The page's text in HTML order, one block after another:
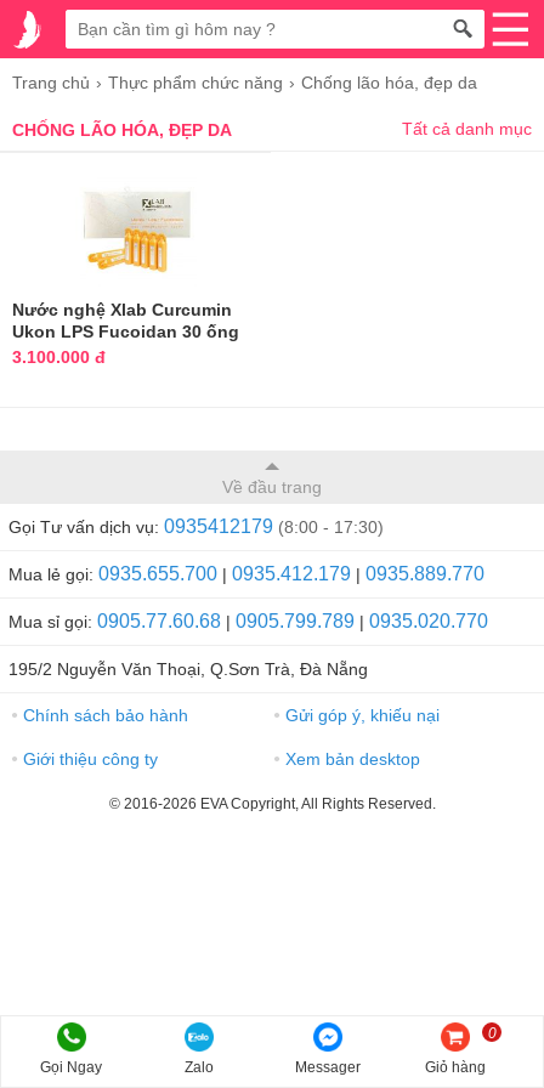
Trang chủ Thực phẩm chức năng Chống lão hóa, đẹp da
CHỐNG LÃO HÓA, ĐẸP DA Tất cả danh mục
Nước nghệ Xlab Curcumin
Ukon LPS Fucoidan 30 ống
Nhật Bản
3.100.000 đ
Về đầu trang
Gọi Tư vấn dịch vụ: 0935412179 (8:00 - 17:30)
Mua lẻ gọi: 0935.655.700 | 0935.412.179 | 0935.889.770
Mua sỉ gọi: 0905.77.60.68 | 0905.799.789 | 0935.020.770
195/2 Nguyễn Văn Thoại, Q.Sơn Trà, Đà Nẵng
● Chính sách bảo hành ● Gửi góp ý, khiếu nại
● Giới thiệu công ty ● Xem bản desktop
© 2016-2026 EVA Copyright, All Rights Reserved.
Gọi Ngay Zalo Messager Giỏ hàng
0